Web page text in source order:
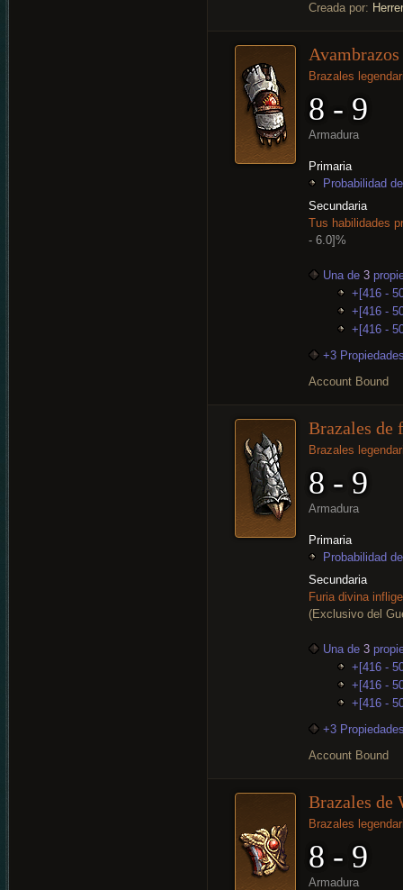
Creada por:
Brazales
8 - 9
Armadura
Primaria
Probabilidad
Secundaria
Tus habilidades
- 6.0]%
Una de 3
+[416 -
+[416 -
+[416 -
+3
Account Bound
Brazales de
Brazales
8 - 9
Armadura
Primaria
Probabilidad
Secundaria
Furia divina
(Exclusivo del
Una de 3
+[416 -
+[416 -
+[416 -
+3
Account Bound
Brazales de
Brazales
8 - 9
Armadura